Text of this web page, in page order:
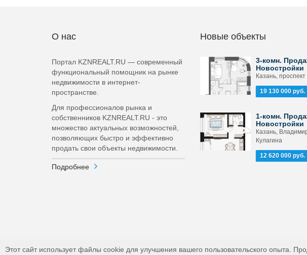
О нас
Портал KZNREALT.RU — современный
функциональный помощник на рынке
недвижимости в интернет-
пространстве.
Для профессионалов рынка и
собственников KZNREALT.RU - это
множество актуальных возможностей,
позволяющих быстро и эффективно
продать свои объекты недвижимости.
Подробнее
Новые объекты
3-комн.
Новостройки
Казань,
19 130 000 руб.
1-комн.
Новостройки
Казань,
Кулагина
12 620 000 руб.
Этот сайт использует файлы cookie для улучшения вашего пользовательского опыта.